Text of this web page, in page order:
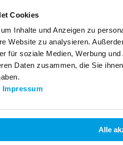
Cookies
Inhalte und Anzeigen zu
Website zu analysieren.
für soziale Medien, Werbung
Daten zusammen, die Sie
Impressum
Alle